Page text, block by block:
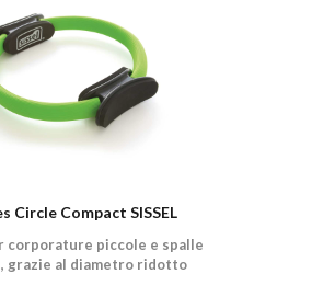
Circle Compact SISSEL
corporature piccole e spalle
grazie al diametro ridotto